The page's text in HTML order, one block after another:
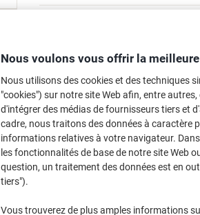
Nous voulons vous offrir la
Nous utilisons des cookies et des techniques
"cookies") sur notre site Web afin, entre
d'intégrer des médias de fournisseurs tiers et
cadre, nous traitons des données à caractère
informations relatives à votre navigateur.
les fonctionnalités de base de notre site Web
question, un traitement des données est en
tiers").
Vous trouverez de plus amples informations